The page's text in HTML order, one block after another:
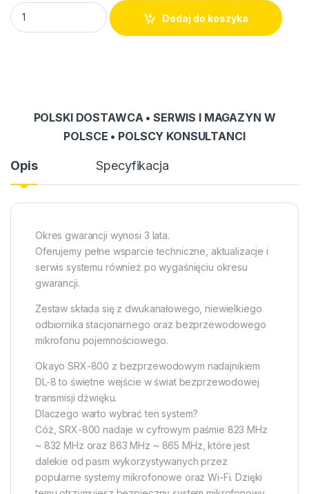
Zestaw do bezprzewodowej transmisji audio /
Dodaj do koszyka
POLSKI DOSTAWCA • SERWIS I MAGAZYN W
POLSCE • POLSCY KONSULTANCI
Opis Specyfikacja
Okres gwarancji wynosi 3 lata.
Oferujemy pełne wsparcie techniczne, aktualizacje i
serwis systemu również po wygaśnięciu okresu
gwarancji.
Zestaw składa się z dwukanałowego, niewielkiego
odbiornika stacjonarnego oraz bezprzewodowego
mikrofonu pojemnościowego.
Okayo SRX-800 z bezprzewodowym nadajnikiem
DL-8 to świetne wejście w świat bezprzewodowej
transmisji dźwięku.
Dlaczego warto wybrać ten system?
Cóż, SRX-800 nadaje w cyfrowym paśmie 823 MHz
~ 832 MHz oraz 863 MHz ~ 865 MHz, które jest
dalekie od pasm wykorzystywanych przez
popularne systemy mikrofonowe oraz Wi-Fi. Dzięki